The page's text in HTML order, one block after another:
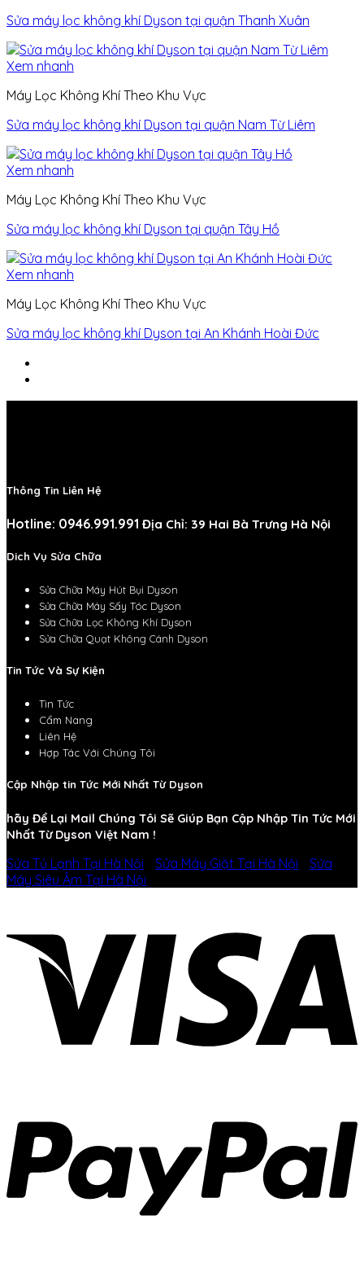
Sửa máy lọc không khí Dyson tại quận Thanh Xuân
Xem nhanh
Máy Lọc Không Khí Theo Khu Vực
Sửa máy lọc không khí Dyson tại quận Nam Từ Liêm
Xem nhanh
Máy Lọc Không Khí Theo Khu Vực
Sửa máy lọc không khí Dyson tại quận Tây Hồ
Xem nhanh
Máy Lọc Không Khí Theo Khu Vực
Sửa máy lọc không khí Dyson tại An Khánh Hoài Đức
Thông Tin Liên Hệ
Hotline: 0946.991.991 Địa Chỉ: 39 Hai Bà Trưng Hà Nội
Dich Vụ Sửa Chữa
Sửa Chữa Máy Hút Bụi Dyson
Sửa Chữa Máy Sấy Tóc Dyson
Sửa Chữa Lọc Không Khí Dyson
Sửa Chữa Quạt Không Cánh Dyson
Tin Tức Và Sự Kiện
Tin Tức
Cẩm Nang
Liên Hệ
Hợp Tác Với Chúng Tôi
Cập Nhập tin Tức Mới Nhất Từ Dyson
hãy Để Lại Mail Chúng Tôi Sẽ Giúp Bạn Cập Nhập Tin Tức Mới
Nhất Từ Dyson Việt Nam !
Sửa Tủ Lạnh Tại Hà Nội Sửa Máy Giặt Tại Hà Nội
Sửa
Máy Siêu Âm Tại Hà Nội